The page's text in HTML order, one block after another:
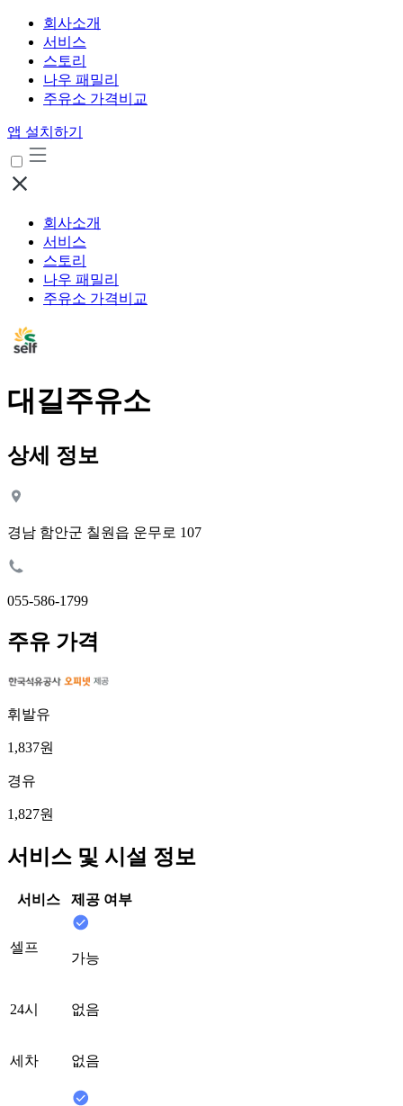
회사소개
서비스
스토리
나우 패밀리
주유소 가격비교
앱 설치하기
회사소개
서비스
스토리
나우 패밀리
주유소 가격비교
대길주유소
상세 정보
경남 함안군 칠원읍 운무로 107
055-586-1799
주유 가격
휘발유
1,837원
경유
1,827원
서비스 및 시설 정보
서비스 제공 여부
셀프
가능
24시 없음
세차 없음